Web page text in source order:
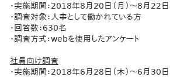
・実施期間：2018年8月20日（月）～8月22日
・調査対象：人事として働かれている方
・回答数：630名
・調査方式：webを使用したアンケート
社員向け調査
・実施期間：2018年6月28日（木）～6月30日